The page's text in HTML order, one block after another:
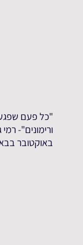
"כל פעם
ורימונים"-
באוקטובר